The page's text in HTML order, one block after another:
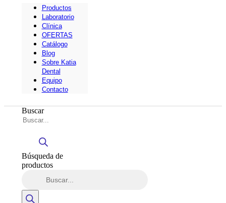
Productos
Laboratorio
Clínica
OFERTAS
Catálogo
Blog
Sobre Katia
Dental
Equipo
Contacto
Buscar
Búsqueda de
productos